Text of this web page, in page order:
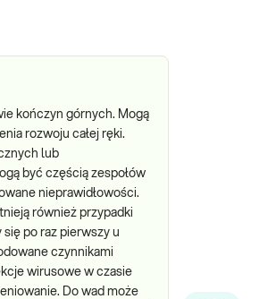
kończyn górnych. Mogą
rozwoju całej ręki.
lub
być częścią zespołów
nieprawidłowości.
również przypadki
po raz pierwszy u
czynnikami
wirusowe w czasie
Do wad może